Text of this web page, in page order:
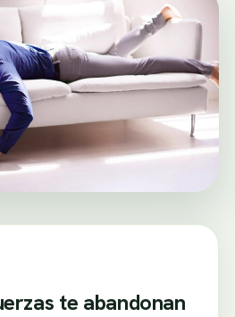
te abandonan